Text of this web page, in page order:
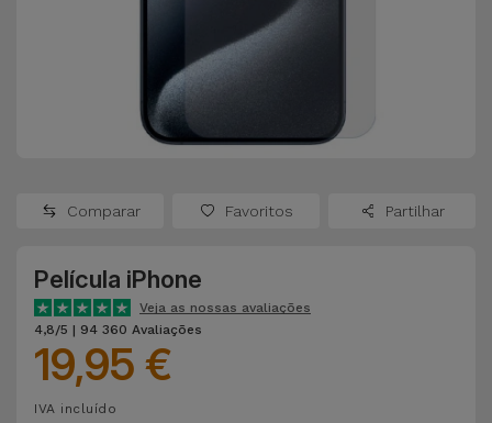
Oppo
OnePlus
Google
Dyson
Recondicionados
Recondicionados
Consolas
Recondicionadas
Ver
tudo
Auriculares
e Colunas
Smartwatches
e Braceletes
Comparar Favoritos Partilhar
Película iPhone
Veja as nossas avaliações
4,8/5 | 94 360 Avaliações
19,95 €
IVA incluído